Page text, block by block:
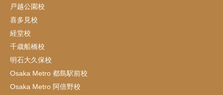
戸越公園校
喜多見校
経堂校
千歳船橋校
明石大久保校
Osaka Metro 都島駅前校
Osaka Metro 阿倍野校